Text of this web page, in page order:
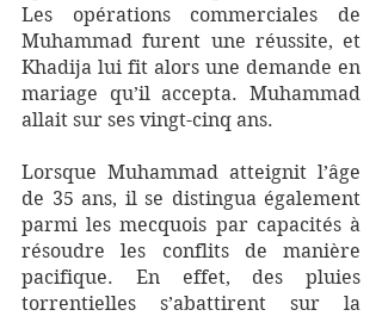
Les opérations commerciales de
Muhammad furent une réussite, et
Khadija lui fit alors une demande en
mariage qu’il accepta. Muhammad
allait sur ses vingt-cinq ans.
Lorsque Muhammad atteignit l’âge
de 35 ans, il se distingua également
parmi les mecquois par capacités à
résoudre les conflits de manière
pacifique. En effet, des pluies
torrentielles s’abattirent sur la